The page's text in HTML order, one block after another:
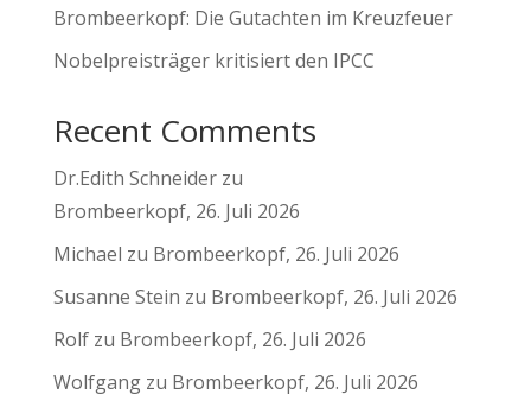
Brombeerkopf: Die Gutachten im Kreuzfeuer
Nobelpreisträger kritisiert den IPCC
Recent Comments
Dr.Edith Schneiderzu
Brombeerkopf, 26. Juli 2026
Michael zu Brombeerkopf, 26. Juli 2026
Susanne Stein zu Brombeerkopf, 26. Juli 2026
Rolfzu Brombeerkopf, 26. Juli 2026
Wolfgangzu Brombeerkopf, 26. Juli 2026